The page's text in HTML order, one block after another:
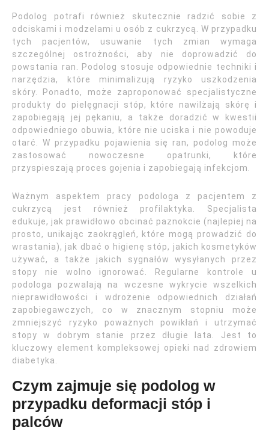
Podolog potrafi również skutecznie radzić sobie z
odciskami i modzelami u osób z cukrzycą. W przypadku
tych pacjentów, usuwanie tych zmian wymaga
szczególnej ostrożności, aby nie doprowadzić do
powstania ran. Podolog stosuje odpowiednie techniki i
narzędzia, które minimalizują ryzyko uszkodzenia
skóry. Ponadto, może zaproponować specjalistyczne
produkty do pielęgnacji stóp, które nawilżają skórę i
zapobiegają jej pękaniu, a także doradzić w kwestii
odpowiedniego obuwia, które nie uciska i nie powoduje
otarć. W przypadku pojawienia się ran, podolog może
zastosować nowoczesne opatrunki, które
przyspieszają proces gojenia i zapobiegają infekcjom.
Ważnym aspektem pracy podologa z pacjentem z
cukrzycą jest również profilaktyka. Specjalista
edukuje, jak prawidłowo obcinać paznokcie (najlepiej na
prosto, unikając zaokrągleń, które mogą prowadzić do
wrastania), jak dbać o higienę stóp, jakich kosmetyków
używać, a także jakich sygnałów wysyłanych przez
stopy nie wolno ignorować. Regularne kontrole u
podologa pozwalają na wczesne wykrycie wszelkich
nieprawidłowości i wdrożenie odpowiednich działań
zapobiegawczych, co w znacznym stopniu może
zmniejszyć ryzyko poważnych powikłań i utrzymać
stopy w dobrym stanie przez długie lata. Jest to
kluczowy element kompleksowej opieki nad zdrowiem
diabetyka.
Czym zajmuje się podolog w
przypadku deformacji stóp i
palców